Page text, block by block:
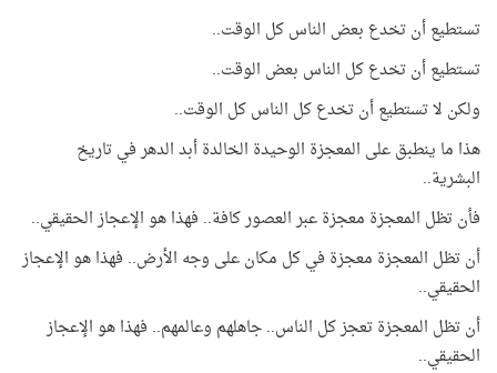
تستطيع أن تخدع بعض الناس كل الوقت..
تستطيع أن تخدع كل الناس بعض الوقت..
ولكن لا تستطيع أن تخدع كل الناس كل الوقت..
هذا ما ينطبق على المعجزة الوحيدة الخالدة أبد الدهر في تاريخ
البشرية..
فأن تظل المعجزة معجزة عبر العصور كافة.. فهذا هو الإعجاز الحقيقي..
أن تظل المعجزة معجزة في كل مكان على وجه الأرض.. فهذا هو الإعجاز
الحقيقي..
أن تظل المعجزة تعجز كل الناس.. جاهلهم وعالمهم.. فهذا هو الإعجاز
الحقيقي..